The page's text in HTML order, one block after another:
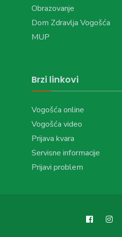
Obrazovanje
Dom Zdravlja Vogošća
MUP
Brzi linkovi
Vogošća online
Vogošća video
Prijava kvara
Servisne informacije
Prijavi problem